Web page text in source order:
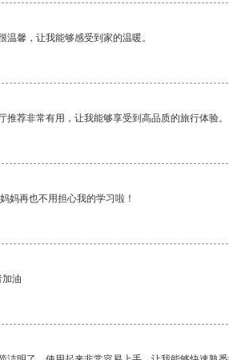
温馨，让我能够感受到家的温暖。
推荐非常有用，让我能够享受到高品质的旅行体验。
妈再也不用担心我的学习啦！
油